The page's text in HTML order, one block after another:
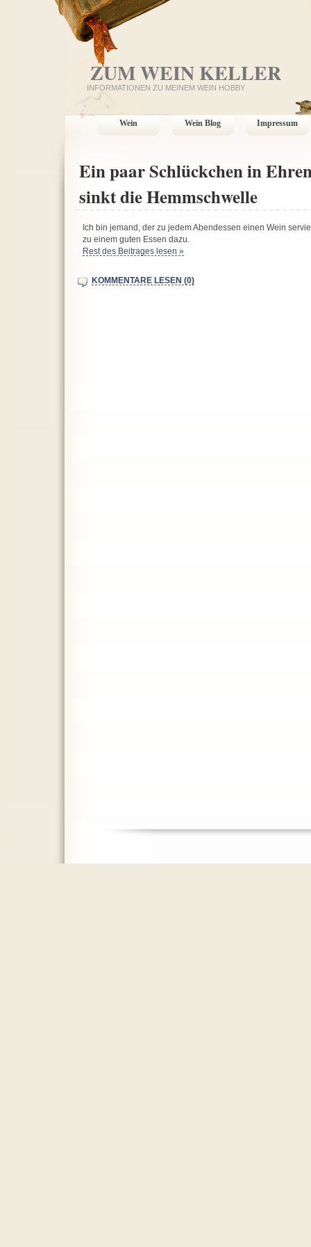
ZUM WEIN KELLER
INFORMATIONEN ZU MEINEM WEIN HOBBY
Wein Wein Blog Impressum
Ein paar Schlückchen in
sinkt die Hemmschwelle
Ich bin jemand, der zu jedem Abendessen einen Wein
zu einem guten Essen dazu.
Rest des Beitrages lesen »
KOMMENTARE LESEN (0)